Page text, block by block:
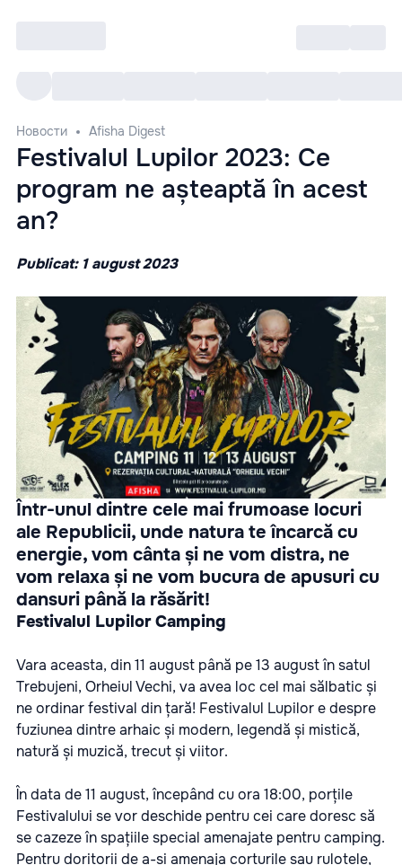
Новости Afisha Digest
Festivalul Lupilor 2023: Ce
program ne așteaptă în acest
an?
Publicat: 1 august 2023
Într-unul dintre cele mai frumoase locuri
ale Republicii, unde natura te încarcă cu
energie, vom cânta și ne vom distra, ne
vom relaxa și ne vom bucura de apusuri cu
dansuri până la răsărit!
Festivalul Lupilor Camping
Vara aceasta, din 11 august până pe 13 august în satul
Trebujeni, Orheiul Vechi, va avea loc cel mai sălbatic și
ne ordinar festival din țară! Festivalul Lupilor e despre
fuziunea dintre arhaic și modern, legendă și mistică,
natură și muzică, trecut și viitor.
În data de 11 august, începând cu ora 18:00, porțile
Festivalului se vor deschide pentru cei care doresc să
se cazeze în spațiile special amenajate pentru camping.
Pentru doritorii de a-și amenaja corturile sau rulotele,